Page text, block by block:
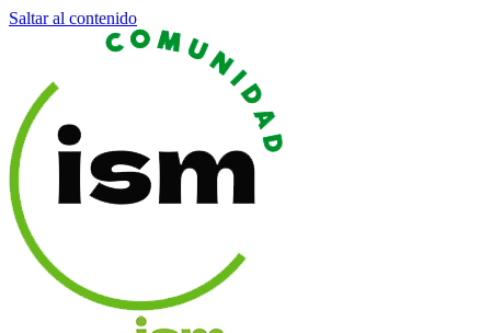
Saltar al contenido